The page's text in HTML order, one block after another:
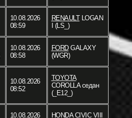
10.08.2026
08:59
RENAULTLOGAN
I (LS_)
10.08.2026
08:58
FORDGALAXY
(WGR)
10.08.2026
08:52
TOYOTA
COROLLA седан
(_E12_)
10.08.2026 HONDACIVIC VIII